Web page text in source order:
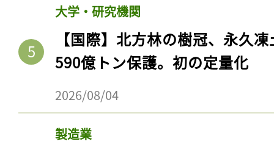
大学・研究機関
【国際】北方林の樹冠、永久
590億トン保護。初の定量化
2026/08/04
製造業